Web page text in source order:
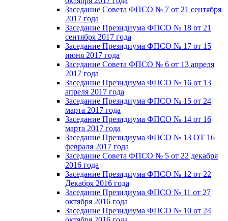
Заседание Совета ФПСО № 7 от 21 сентября
2017 года
Заседание Президиума ФПСО № 18 от 21
сентября 2017 года
Заседание Президиума ФПСО № 17 от 15
июня 2017 года
Заседание Совета ФПСО № 6 от 13 апреля
2017 года
Заседание Президиума ФПСО № 16 от 13
апреля 2017 года
Заседание Президиума ФПСО № 15 от 24
марта 2017 года
Заседание Президиума ФПСО № 14 от 16
марта 2017 года
Заседание Президиума ФПСО № 13 ОТ 16
февраля 2017 года
Заседание Совета ФПСО № 5 от 22 декабря
2016 года
Заседание Президиума ФПСО № 12 от 22
Декабря 2016 года
Заседание Президиума ФПСО № 11 от 27
октября 2016 года
Заседание Президиума ФПСО № 10 от 24